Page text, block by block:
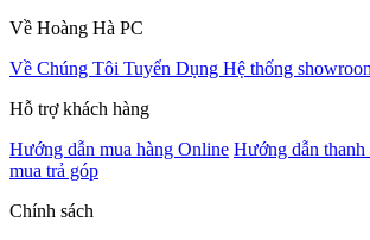
Về Hoàng Hà PC
Về Chúng Tôi Tuyển Dụng Hệ thống
Hỗ trợ khách hàng
Hướng dẫn mua hàng Online Hướng dẫn thanh
mua trả góp
Chính sách